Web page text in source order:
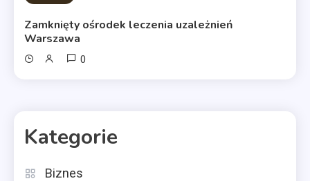
Zamknięty ośrodek leczenia uzależnień
Warszawa
0
Kategorie
Biznes